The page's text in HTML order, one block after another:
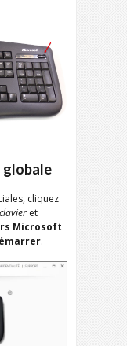
globale
cliquez
et
Microsoft
.